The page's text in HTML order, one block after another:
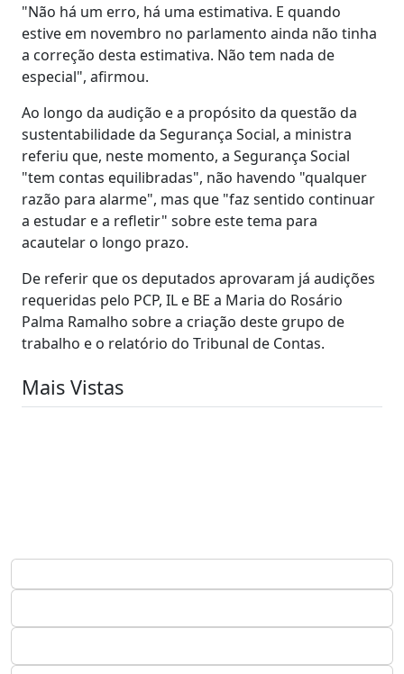
"Não há um erro, há uma estimativa. E quando
estive em novembro no parlamento ainda não tinha
a correção desta estimativa. Não tem nada de
especial", afirmou.
Ao longo da audição e a propósito da questão da
sustentabilidade da Segurança Social, a ministra
referiu que, neste momento, a Segurança Social
"tem contas equilibradas", não havendo "qualquer
razão para alarme", mas que "faz sentido continuar
a estudar e a refletir" sobre este tema para
acautelar o longo prazo.
De referir que os deputados aprovaram já audições
requeridas pelo PCP, IL e BE a Maria do Rosário
Palma Ramalho sobre a criação deste grupo de
trabalho e o relatório do Tribunal de Contas.
Mais Vistas